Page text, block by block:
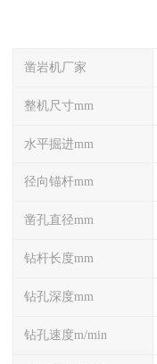
凿岩机厂家
整机尺寸mm
水平掘进mm
径向锚杆mm
凿孔直径mm
钻杆长度mm
钻孔深度mm
钻孔速度m/min